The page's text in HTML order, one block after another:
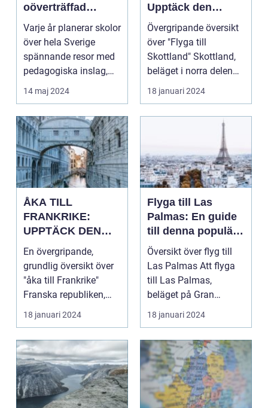
oöverträffad
läroplan i levande
historia
Varje år planerar skolor
över hela Sverige
spännande resor med
pedagogiska inslag,
d...
14 maj 2024
Upptäck den
magnifika naturen
och rika historien
Övergripande översikt
över "Flyga till
Skottland" Skottland,
beläget i norra delen
av Storbritannie...
18 januari 2024
ÅKA TILL
FRANKRIKE:
UPPTÄCK DEN
MÅNGFALDIGA
SKÖNHETEN
En övergripande,
grundlig översikt över
"åka till Frankrike"
Franska republiken,
känt som Frankrike...
18 januari 2024
Flyga till Las
Palmas: En guide
till denna populära
destination
Översikt över flyg till
Las Palmas Att flyga
till Las Palmas,
beläget på Gran
Canaria i Spanien, er...
18 januari 2024